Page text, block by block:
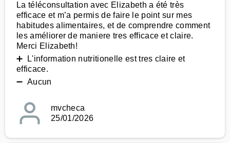
La téléconsultation avec Elizabeth a été très
efficace et m’a permis de faire le point sur mes
habitudes alimentaires, et de comprendre comment
les améliorer de maniere tres efficace et claire.
Merci Elizabeth!
➕ L'information nutritionelle est tres claire et
efficace.
➖ Aucun
mvcheca
25/01/2026